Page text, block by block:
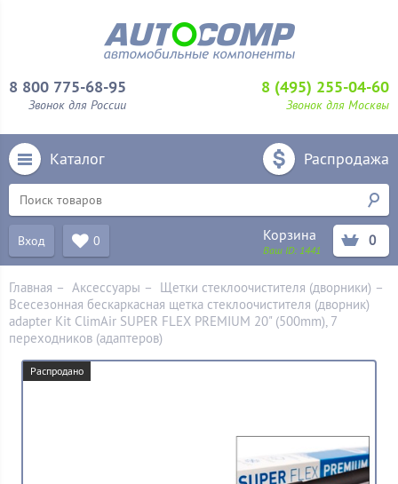
8 800 775-68-95
Звонок для России
8 (495) 255-04-60
Звонок для Москвы
Каталог Распродажа
Вход 0 Корзина
Ваш ID: 1441
0
Главная – Аксессуары – Щетки стеклоочистителя (дворники) –
Всесезонная бескаркасная щетка стеклоочистителя (дворник)
adapter Kit ClimAir SUPER FLEX PREMIUM 20" (500mm), 7
переходников (адаптеров)
Распродано